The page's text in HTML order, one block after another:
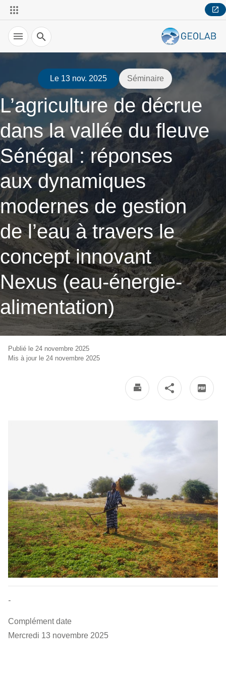
Recherche
Le 13 nov. 2025 Séminaire
L’agriculture de décrue
dans la vallée du fleuve
Sénégal : réponses
aux dynamiques
modernes de gestion
de l’eau à travers le
concept innovant
Nexus (eau-énergie-
alimentation)
Publié le 24 novembre 2025
Mis à jour le 24 novembre 2025
-
Complément date
Mercredi 13 novembre 2025